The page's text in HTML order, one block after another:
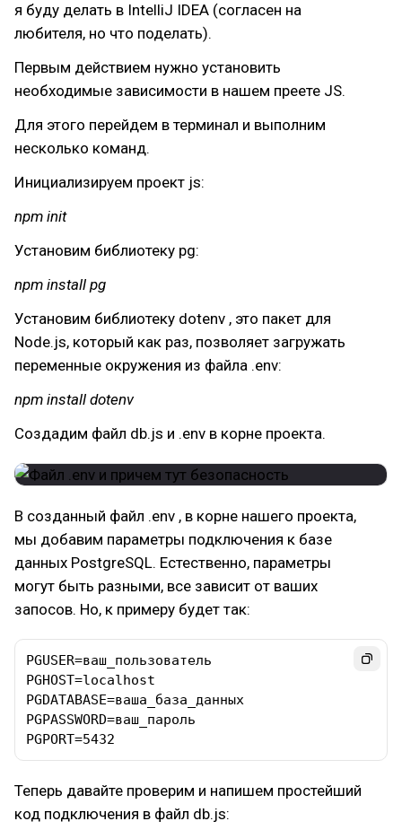
я буду делать в IntelliJ IDEA (согласен на
любителя, но что поделать).
Первым действием нужно установить
необходимые зависимости в нашем преете JS.
Для этого перейдем в терминал и выполним
несколько команд.
Инициализируем проект js:
npm init
Установим библиотеку pg:
npm install pg
Установим библиотеку dotenv , это пакет для
Node.js, который как раз, позволяет загружать
переменные окружения из файла .env:
npm install dotenv
Создадим файл db.js и .env в корне проекта.
В созданный файл .env , в корне нашего проекта,
мы добавим параметры подключения к базе
данных PostgreSQL. Естественно, параметры
могут быть разными, все зависит от ваших
запосов. Но, к примеру будет так:
PGUSER=ваш_пользователь
PGHOST=localhost
PGDATABASE=ваша_база_данных
PGPASSWORD=ваш_пароль
PGPORT=5432
Теперь давайте проверим и напишем простейший
код подключения в файл db.js: